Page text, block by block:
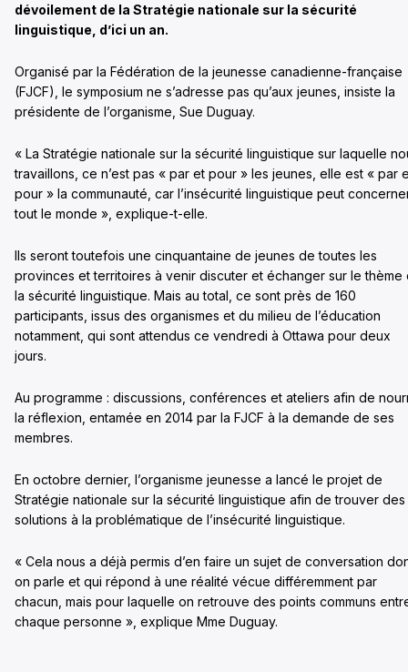
dévoilement de la Stratégie nationale sur la sécurité
linguistique, d’ici un an.
Organisé par la Fédération de la jeunesse canadienne-française
(FJCF), le symposium ne s’adresse pas qu’aux jeunes, insiste la
présidente de l’organisme, Sue Duguay.
« La Stratégie nationale sur la sécurité linguistique sur laquelle
travaillons, ce n’est pas « par et pour » les jeunes, elle est « par
pour » la communauté, car l’insécurité linguistique peut
tout le monde », explique-t-elle.
Ils seront toutefois une cinquantaine de jeunes de toutes les
provinces et territoires à venir discuter et échanger sur le thème
la sécurité linguistique. Mais au total, ce sont près de 160
participants, issus des organismes et du milieu de l’éducation
notamment, qui sont attendus ce vendredi à Ottawa pour deux
jours.
Au programme : discussions, conférences et ateliers afin de
la réflexion, entamée en 2014 par la FJCF à la demande de ses
membres.
En octobre dernier, l’organisme jeunesse a lancé le projet de
Stratégie nationale sur la sécurité linguistique afin de trouver des
solutions à la problématique de l’insécurité linguistique.
« Cela nous a déjà permis d’en faire un sujet de conversation
on parle et qui répond à une réalité vécue différemment par
chacun, mais pour laquelle on retrouve des points communs
chaque personne », explique Mme Duguay.